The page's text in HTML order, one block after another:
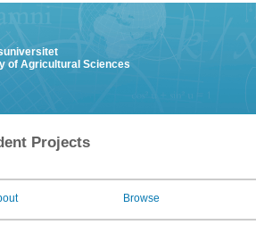
of Agricultural Sciences
Projects
Browse